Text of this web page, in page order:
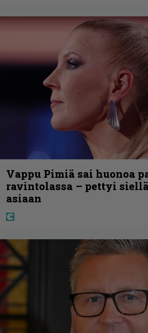
Vappu Pimiä sai huonoa
ravintolassa – pettyi
asiaan